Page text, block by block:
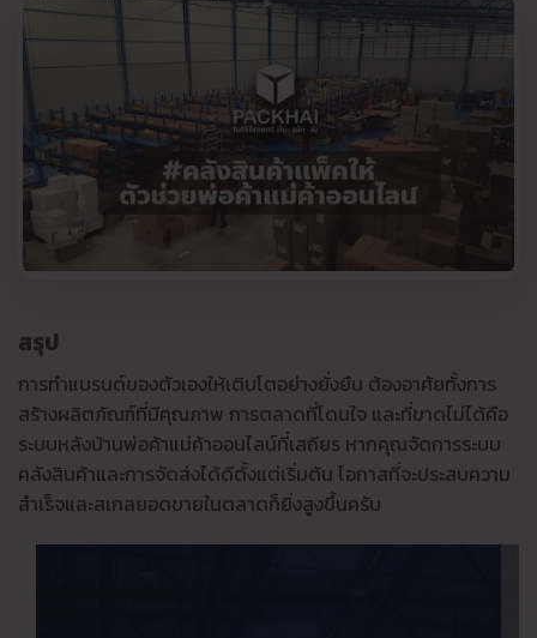
สรุป
การทำแบรนด์ของตัวเองให้เติบโตอย่างยั่งยืน ต้องอาศัยทั้งการ
สร้างผลิตภัณฑ์ที่มีคุณภาพ การตลาดที่โดนใจ และที่ขาดไม่ได้คือ
ระบบหลังบ้านพ่อค้าแม่ค้าออนไลน์ที่เสถียร หากคุณจัดการระบบ
คลังสินค้าและการจัดส่งได้ดีตั้งแต่เริ่มต้น โอกาสที่จะประสบความ
สำเร็จและสเกลยอดขายในตลาดก็ยิ่งสูงขึ้นครับ